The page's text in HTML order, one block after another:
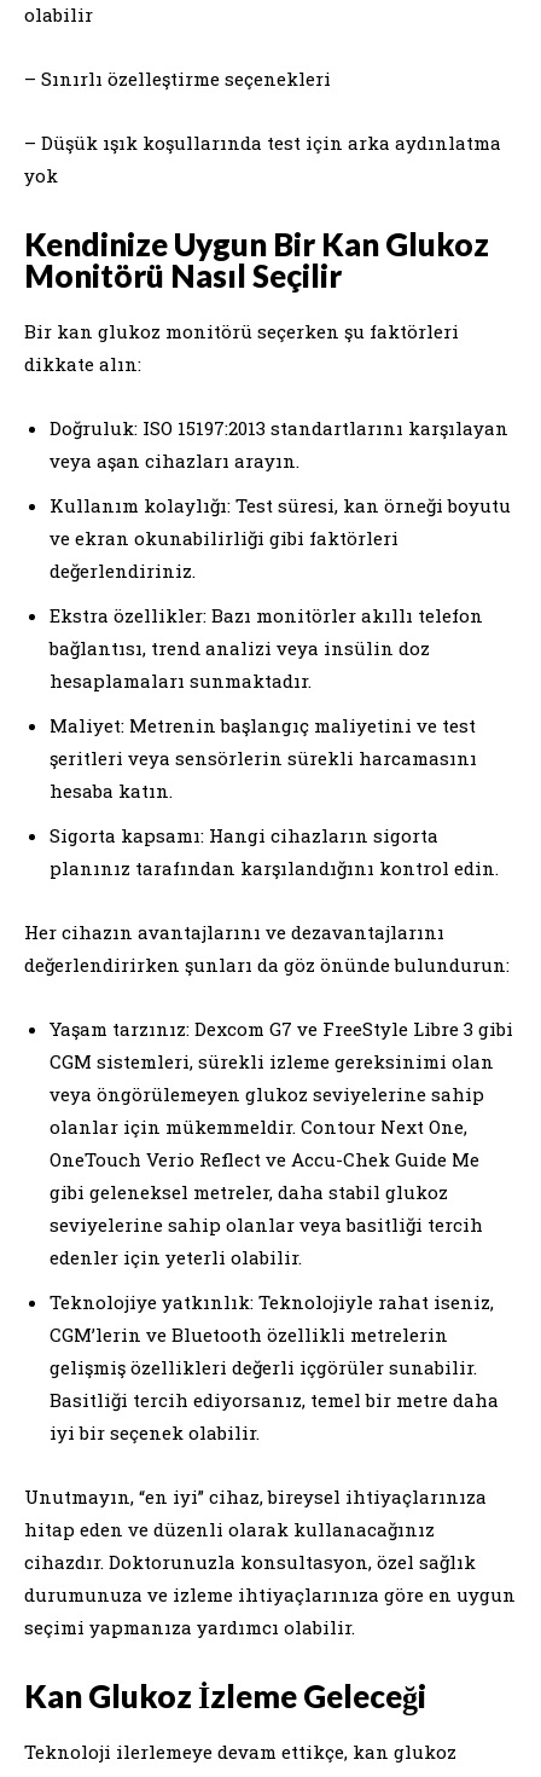
olabilir
– Sınırlı özelleştirme seçenekleri
– Düşük ışık koşullarında test için arka aydınlatma
yok
Kendinize Uygun Bir Kan Glukoz
Monitörü Nasıl Seçilir
Bir kan glukoz monitörü seçerken şu faktörleri
dikkate alın:
Doğruluk: ISO 15197:2013 standartlarını karşılayan
veya aşan cihazları arayın.
Kullanım kolaylığı: Test süresi, kan örneği boyutu
ve ekran okunabilirliği gibi faktörleri
değerlendiriniz.
Ekstra özellikler: Bazı monitörler akıllı telefon
bağlantısı, trend analizi veya insülin doz
hesaplamaları sunmaktadır.
Maliyet: Metrenin başlangıç maliyetini ve test
şeritleri veya sensörlerin sürekli harcamasını
hesaba katın.
Sigorta kapsamı: Hangi cihazların sigorta
planınız tarafından karşılandığını kontrol edin.
Her cihazın avantajlarını ve dezavantajlarını
değerlendirirken şunları da göz önünde bulundurun:
Yaşam tarzınız: Dexcom G7 ve FreeStyle Libre 3 gibi
CGM sistemleri, sürekli izleme gereksinimi olan
veya öngörülemeyen glukoz seviyelerine sahip
olanlar için mükemmeldir. Contour Next One,
OneTouch Verio Reflect ve Accu-Chek Guide Me
gibi geleneksel metreler, daha stabil glukoz
seviyelerine sahip olanlar veya basitliği tercih
edenler için yeterli olabilir.
Teknolojiye yatkınlık: Teknolojiyle rahat iseniz,
CGM’lerin ve Bluetooth özellikli metrelerin
gelişmiş özellikleri değerli içgörüler sunabilir.
Basitliği tercih ediyorsanız, temel bir metre daha
iyi bir seçenek olabilir.
Unutmayın, “en iyi” cihaz, bireysel ihtiyaçlarınıza
hitap eden ve düzenli olarak kullanacağınız
cihazdır. Doktorunuzla konsultasyon, özel sağlık
durumunuza ve izleme ihtiyaçlarınıza göre en uygun
seçimi yapmanıza yardımcı olabilir.
Kan Glukoz İzleme Geleceği
Teknoloji ilerlemeye devam ettikçe, kan glukoz